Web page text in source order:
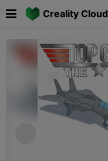
Creality Cloud